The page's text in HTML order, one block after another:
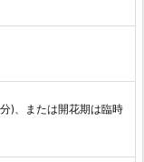
)、または開花期は臨時